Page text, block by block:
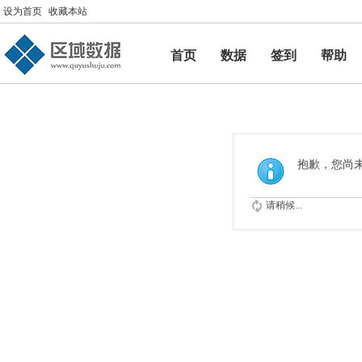
设为首页 收藏本站
首页 数据 签到
帮助
帮助
抱歉，您尚
请稍候...